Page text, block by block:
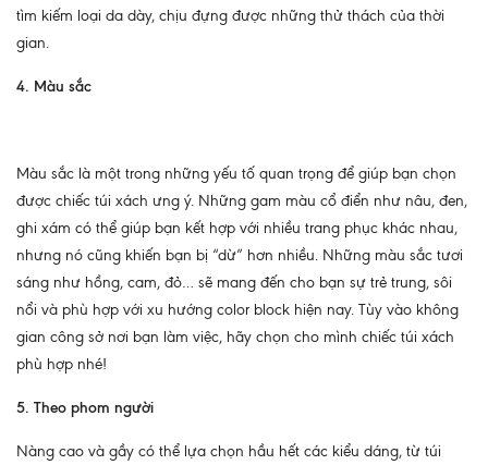
tìm kiếm loại da dày, chịu đựng được những thử thách của thời
gian.
4. Màu sắc
Màu sắc là một trong những yếu tố quan trọng để giúp bạn chọn
được chiếc túi xách ưng ý. Những gam màu cổ điển như nâu, đen,
ghi xám có thể giúp bạn kết hợp với nhiều trang phục khác nhau,
nhưng nó cũng khiến bạn bị “dừ” hơn nhiều. Những màu sắc tươi
sáng như hồng, cam, đỏ… sẽ mang đến cho bạn sự trẻ trung, sôi
nổi và phù hợp với xu hướng color block hiện nay. Tùy vào không
gian công sở nơi bạn làm việc, hãy chọn cho mình chiếc túi xách
phù hợp nhé!
5. Theo phom người
Nàng cao và gầy có thể lựa chọn hầu hết các kiểu dáng, từ túi